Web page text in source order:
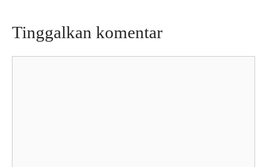
Tinggalkan komentar